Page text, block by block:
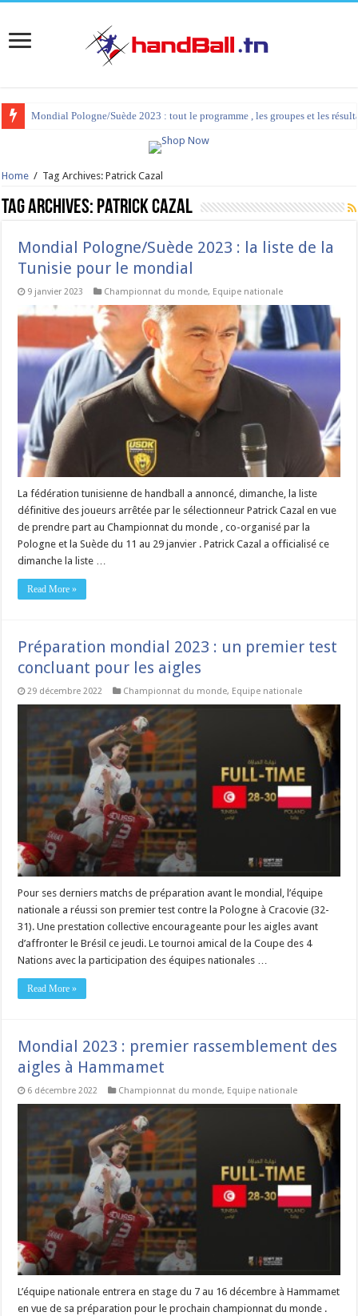
Mondial Pologne/Suède 2023 : la liste de la Tunisie pour le mondial
Home / Tag Archives: Patrick Cazal
Tag Archives: Patrick Cazal
Mondial Pologne/Suède 2023 : la liste de la
Tunisie pour le mondial
9 janvier 2023 Championnat du monde, Equipe nationale
La fédération tunisienne de handball a annoncé, dimanche, la liste
définitive des joueurs arrêtée par le sélectionneur Patrick Cazal en vue
de prendre part au Championnat du monde , co-organisé par la
Pologne et la Suède du 11 au 29 janvier . Patrick Cazal a officialisé ce
dimanche la liste …
Read More »
Préparation mondial 2023 : un premier test
concluant pour les aigles
29 décembre 2022 Championnat du monde, Equipe nationale
Pour ses derniers matchs de préparation avant le mondial, l’équipe
nationale a réussi son premier test contre la Pologne à Cracovie (32-
31). Une prestation collective encourageante pour les aigles avant
d’affronter le Brésil ce jeudi. Le tournoi amical de la Coupe des 4
Nations avec la participation des équipes nationales …
Read More »
Mondial 2023 : premier rassemblement des
aigles à Hammamet
6 décembre 2022 Championnat du monde, Equipe nationale
L’équipe nationale entrera en stage du 7 au 16 décembre à Hammamet
en vue de sa préparation pour le prochain championnat du monde .